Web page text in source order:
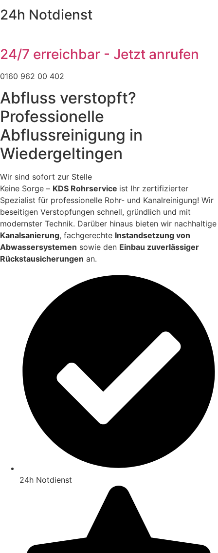
24h Notdienst
24/7 erreichbar - Jetzt anrufen
0160 962 00 402
Abfluss verstopft?
Professionelle
Abflussreinigung in
Wiedergeltingen
Wir sind sofort zur Stelle
Keine Sorge – KDS Rohrservice ist Ihr zertifizierter
Spezialist für professionelle Rohr- und Kanalreinigung! Wir
beseitigen Verstopfungen schnell, gründlich und mit
modernster Technik. Darüber hinaus bieten wir nachhaltige
Kanalsanierung, fachgerechte Instandsetzung von
Abwassersystemen sowie den Einbau zuverlässiger
Rückstausicherungen an.
24h Notdienst